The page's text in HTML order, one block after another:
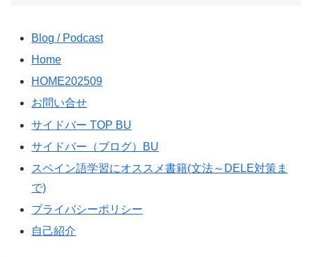
Blog / Podcast
Home
HOME202509
お問い合せ
サイドバー TOP BU
サイドバー（ブログ）BU
スペイン語学習にオススメ書籍(文法～DELE対策ま
で)
プライバシーポリシー
自己紹介